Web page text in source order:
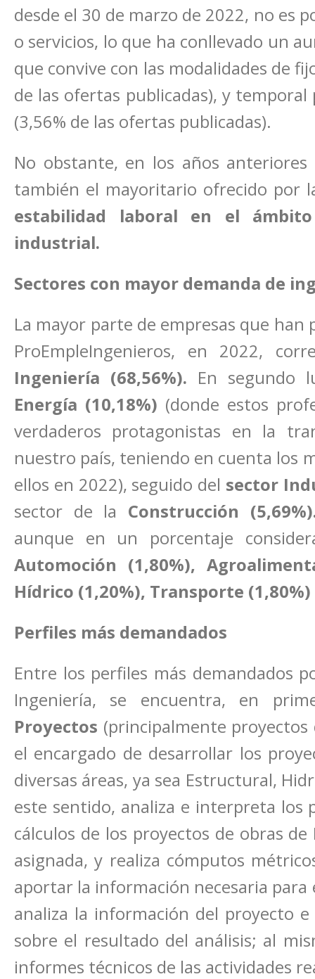
desde el 30 de marzo de 2022, no es
o servicios, lo que ha conllevado un
que convive con las modalidades de
de las ofertas publicadas), y
(3,56% de las ofertas publicadas).
No obstante, en los años
también el mayoritario ofrecido por
estabilidad laboral en el
industrial.
Sectores con mayor demanda de
La mayor parte de empresas que
ProEmpleIngenieros, en 2022,
Ingeniería (68,56%). En segundo
Energía (10,18%) (donde estos
verdaderos protagonistas en la
nuestro país, teniendo en cuenta los
ellos en 2022), seguido del sector
sector de la Construcción
aunque en un porcentaje
Automoción (1,80%),
Hídrico (1,20%), Transporte
Perfiles más demandados
Entre los perfiles más demandados
Ingeniería, se encuentra, en
Proyectos (principalmente
el encargado de desarrollar los
diversas áreas, ya sea Estructural,
este sentido, analiza e interpreta los
cálculos de los proyectos de obras
asignada, y realiza cómputos
aportar la información necesaria para
analiza la información del proyecto
sobre el resultado del análisis; al
informes técnicos de las actividades